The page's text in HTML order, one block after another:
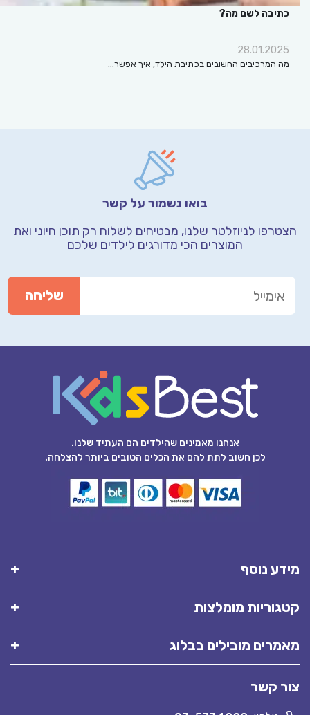
כתיבה לשם מה?
28.01.2025
מה המרכיבים החשובים בכתיבת הילד, איך אפשר…
בואו נשמור על קשר
הצטרפו לניוזלטר שלנו, מבטיחים לשלוח רק תוכן חיוני ואת
המוצרים הכי מדורגים לילדים שלכם
אנחנו מאמינים שהילדים הם העתיד שלנו.
לכן חשוב לתת להם את הכלים הטובים ביותר להצלחה.
מידע נוסף
קטגוריות מומלצות
מאמרים מובילים בבלוג
צור קשר